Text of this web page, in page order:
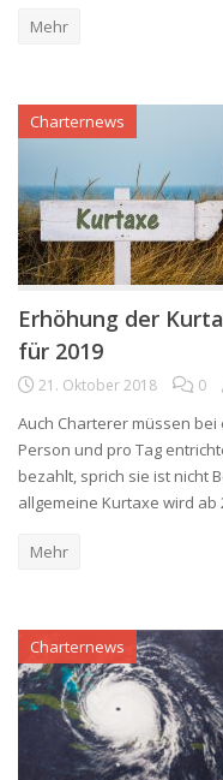
Mehr
Charternews
Erhöhung der
für 2019
21. Oktober 2018 0
Auch Charterer müssen
Person und pro Tag
bezahlt, sprich sie ist nicht
allgemeine Kurtaxe wird ab
Mehr
Charternews